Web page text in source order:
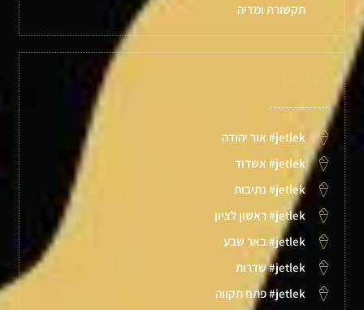
תקשורת ומדיה
jetlek# אור יהודה
jetlek# אשדוד
jetlek# נתיבות
jetlek# ראשון לציון
jetlek# באר שבע
jetlek# שדרות
jetlek# פתח תקווה